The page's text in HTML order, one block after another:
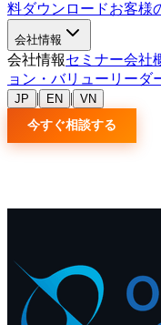
料ダウンロードお客様
会社情報
会社情報セミナー会社
ョン・バリュー リーダ
JP | EN | VN
今すぐ相談する